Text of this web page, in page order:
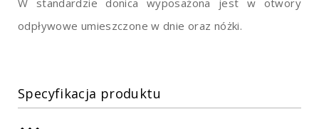
odpływowe umieszczone w dnie oraz nóżki.
Specyfikacja produktu